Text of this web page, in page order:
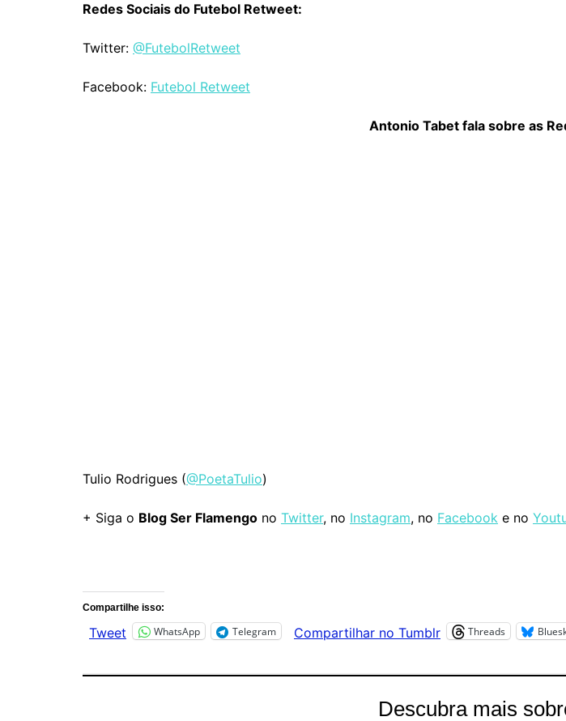
Redes Sociais do Futebol Retweet:
Twitter: @FutebolRetweet
Facebook: Futebol Retweet
Antonio Tabet fala sobre as
Tulio Rodrigues (@PoetaTulio)
+ Siga o Blog Ser Flamengo no Twitter, no Instagram, no Facebook e no
Compartilhe isso:
Tweet WhatsApp Telegram Compartilhar no Tumblr Threads
Descubra mais